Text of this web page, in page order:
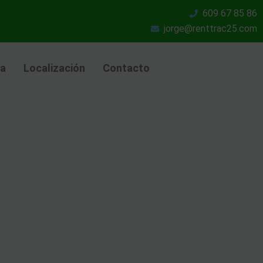
609 67 85 86
jorge@renttrac25.com
Localización Contacto